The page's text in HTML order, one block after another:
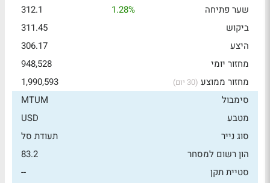
שער פתיחה
1.28%
312.1
ביקוש
311.45
היצע
306.17
מחזור יומי
948,528
מחזור ממוצע (30 יום)
1,990,593
סימבול
MTUM
מטבע
USD
סוג נייר
תעודת סל
הון רשום למסחר
83.2
סטיית תקן
--